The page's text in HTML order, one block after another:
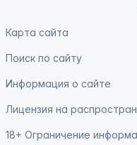
Карта сайта
Поиск по сайту
Информация о сайте
Лицензия на
18+ Ограничение